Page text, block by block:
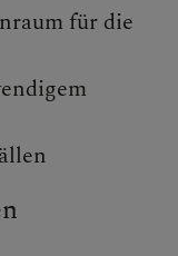
für die